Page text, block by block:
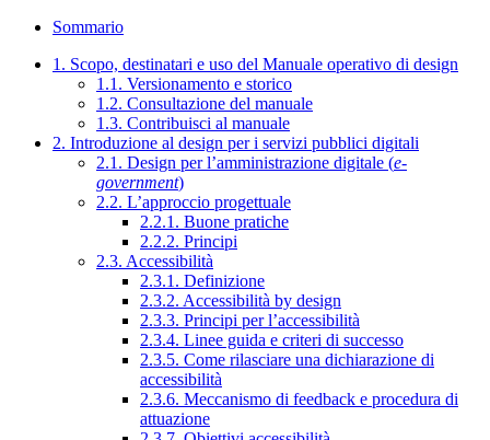
Sommario
1. Scopo, destinatari e uso del Manuale operativo di design
1.1. Versionamento e storico
1.2. Consultazione del manuale
1.3. Contribuisci al manuale
2. Introduzione al design per i servizi pubblici digitali
2.1. Design per l’amministrazione digitale (e-
government)
2.2. L’approccio progettuale
2.2.1. Buone pratiche
2.2.2. Principi
2.3. Accessibilità
2.3.1. Definizione
2.3.2. Accessibilità by design
2.3.3. Principi per l’accessibilità
2.3.4. Linee guida e criteri di successo
2.3.5. Come rilasciare una dichiarazione di
accessibilità
2.3.6. Meccanismo di feedback e procedura di
attuazione